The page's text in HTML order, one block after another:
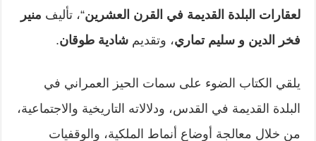
لعقارات البلدة القديمة في القرن العشرين“، تأليف منير
فخر الدين و سليم تماري، وتقديمشادية طوقان.
يلقي الكتاب الضوء على سمات الحيز العمراني في
البلدة القديمة في القدس، ودلالاته التاريخية والاجتماعية،
من خلال معالجة أوضاع أنماط الملكية، والوقفيات